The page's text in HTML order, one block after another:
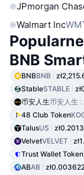
JPmorgan
Walmart Inc
BNB
BNBBNB
StableSTABLE
币安人生币安人生
48 Club Token
TalusUS zł0.2013
VelvetVELVET
Trust Wallet Token
ABAB